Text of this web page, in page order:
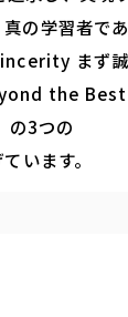
の学習者で
まず
the Best
の3つの
います。